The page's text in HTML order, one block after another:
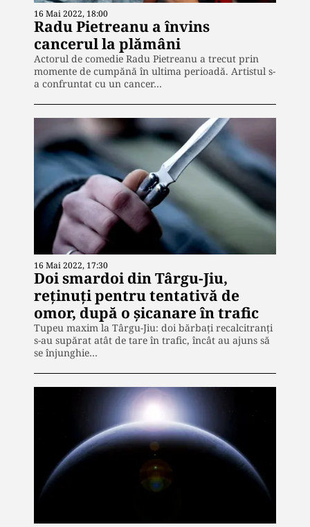
16 Mai 2022, 18:00
Radu Pietreanu a învins
cancerul la plămâni
Actorul de comedie Radu Pietreanu a trecut prin
momente de cumpănă în ultima perioadă. Artistul s-
a confruntat cu un cancer…
16 Mai 2022, 17:30
Doi smardoi din Târgu-Jiu,
reținuți pentru tentativă de
omor, după o șicanare în trafic
Tupeu maxim la Târgu-Jiu: doi bărbați recalcitranți
s-au supărat atât de tare în trafic, încât au ajuns să
se înjunghie…